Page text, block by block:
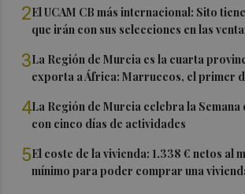
2El UCAM CB más internacional: Sito
que irán con sus selecciones en las
3La Región de Murcia es la cuarta
exporta a África: Marruecos, el primer
4La Región de Murcia celebra la Semana
con cinco días de actividades
5El coste de la vivienda: 1.338 € netos al
mínimo para poder comprar una